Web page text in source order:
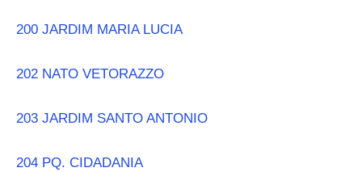
200 JARDIM MARIA LUCIA
202 NATO VETORAZZO
203 JARDIM SANTO ANTONIO
204 PQ. CIDADANIA